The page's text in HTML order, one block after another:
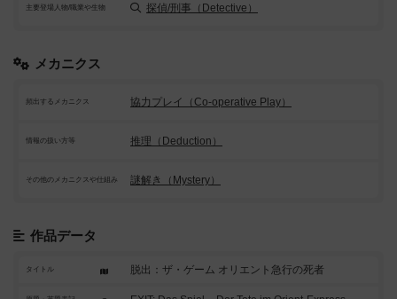
主要登場人物/職業や生物 探偵/刑事（Detective）
メカニクス
頻出するメカニクス 協力プレイ（Co-operative Play）
情報の扱い方等 推理（Deduction）
その他のメカニクスや仕組み 謎解き（Mystery）
作品データ
タイトル 脱出：ザ・ゲーム オリエント急行の死者